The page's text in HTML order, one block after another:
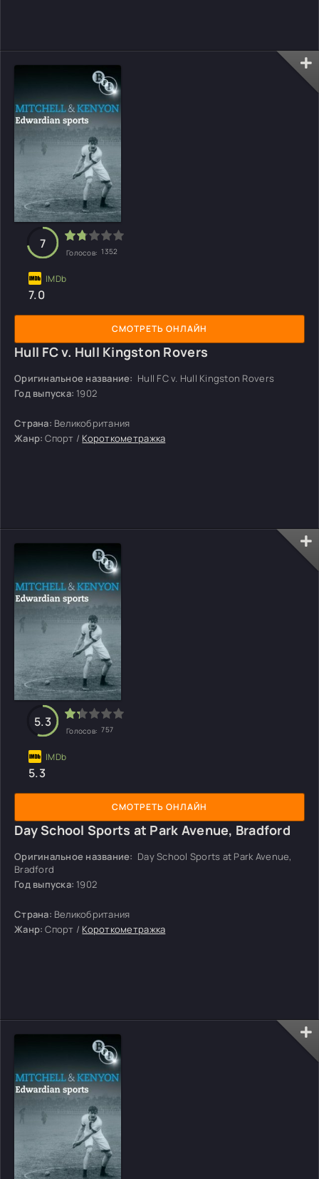
Hull FC v. Hull Kingston Rovers
Оригинальное название: Hull FC v. Hull Kingston Rovers
Год выпуска: 1902
Страна: Великобритания
Жанр: Спорт / Короткометражка
СМОТРЕТЬ ОНЛАЙН
7
Голосов: 1352
7.0
Day School Sports at Park Avenue, Bradford
Оригинальное название: Day School Sports at Park Avenue,
Bradford
Год выпуска: 1902
Страна: Великобритания
Жанр: Спорт / Короткометражка
СМОТРЕТЬ ОНЛАЙН
5.3
Голосов: 757
5.3